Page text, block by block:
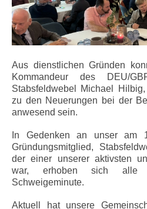
Aus dienstlichen Gründen
Kommandeur des DEU/
Stabsfeldwebel Michael
zu den Neuerungen bei der
anwesend sein.
In Gedenken an unser am
Gründungsmitglied,
der einer unserer aktivsten
war, erhoben sich alle
Schweigeminute.
Aktuell hat unsere